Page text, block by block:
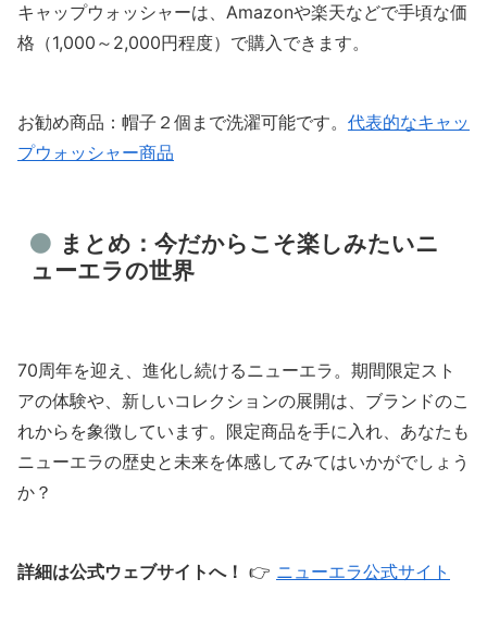
キャップウォッシャーは、Amazonや楽天などで手頃な価
格（1,000～2,000円程度）で購入できます。
お勧め商品：帽子２個まで洗濯可能です。 代表的なキャッ
プウォッシャー商品
まとめ：今だからこそ楽しみたいニ
ューエラの世界
70周年を迎え、進化し続けるニューエラ。期間限定スト
アの体験や、新しいコレクションの展開は、ブランドのこ
れからを象徴しています。限定商品を手に入れ、あなたも
ニューエラの歴史と未来を体感してみてはいかがでしょう
か？
詳細は公式ウェブサイトへ！ 👉 ニューエラ公式サイト